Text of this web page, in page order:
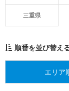
三重県
順番を並び替え
エリア